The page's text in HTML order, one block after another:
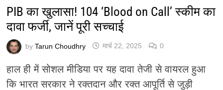
PIB का खुलासा! 104 ‘Blood on Call’ स्कीम का
दावा फर्जी, जानें पूरी सच्चाई
by Tarun Choudhry मार्च 22, 2025 0
हाल ही में सोशल मीडिया पर यह दावा तेजी से वायरल हुआ
कि भारत सरकार ने रक्तदान और रक्त आपूर्ति से जुड़ी